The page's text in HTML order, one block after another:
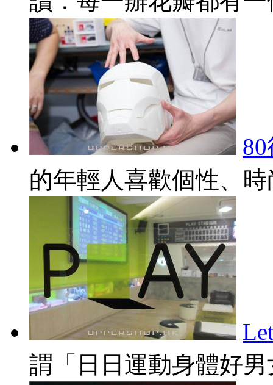
的年輕人喜歡個性、
謂「日日運動身體好